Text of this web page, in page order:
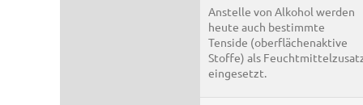
Anstelle von Alkohol werden
heute auch bestimmte
Tenside (oberflächenaktive
Stoffe) als
eingesetzt.